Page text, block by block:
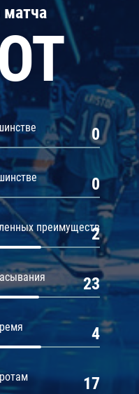
матча
0
0
преимуществ
2
23
4
17